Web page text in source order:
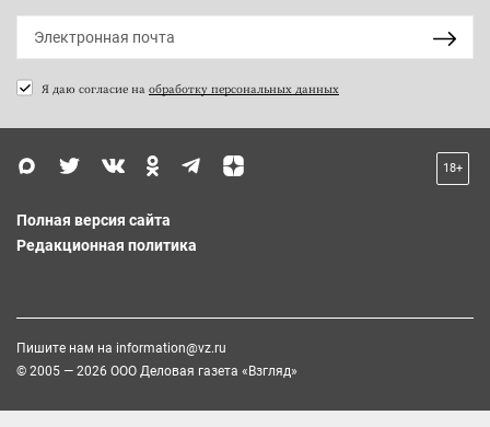
Я даю согласие на обработку персональных данных
18+
Полная версия сайта
Редакционная политика
Пишите нам на information@vz.ru
© 2005 — 2026 ООО Деловая газета «Взгляд»